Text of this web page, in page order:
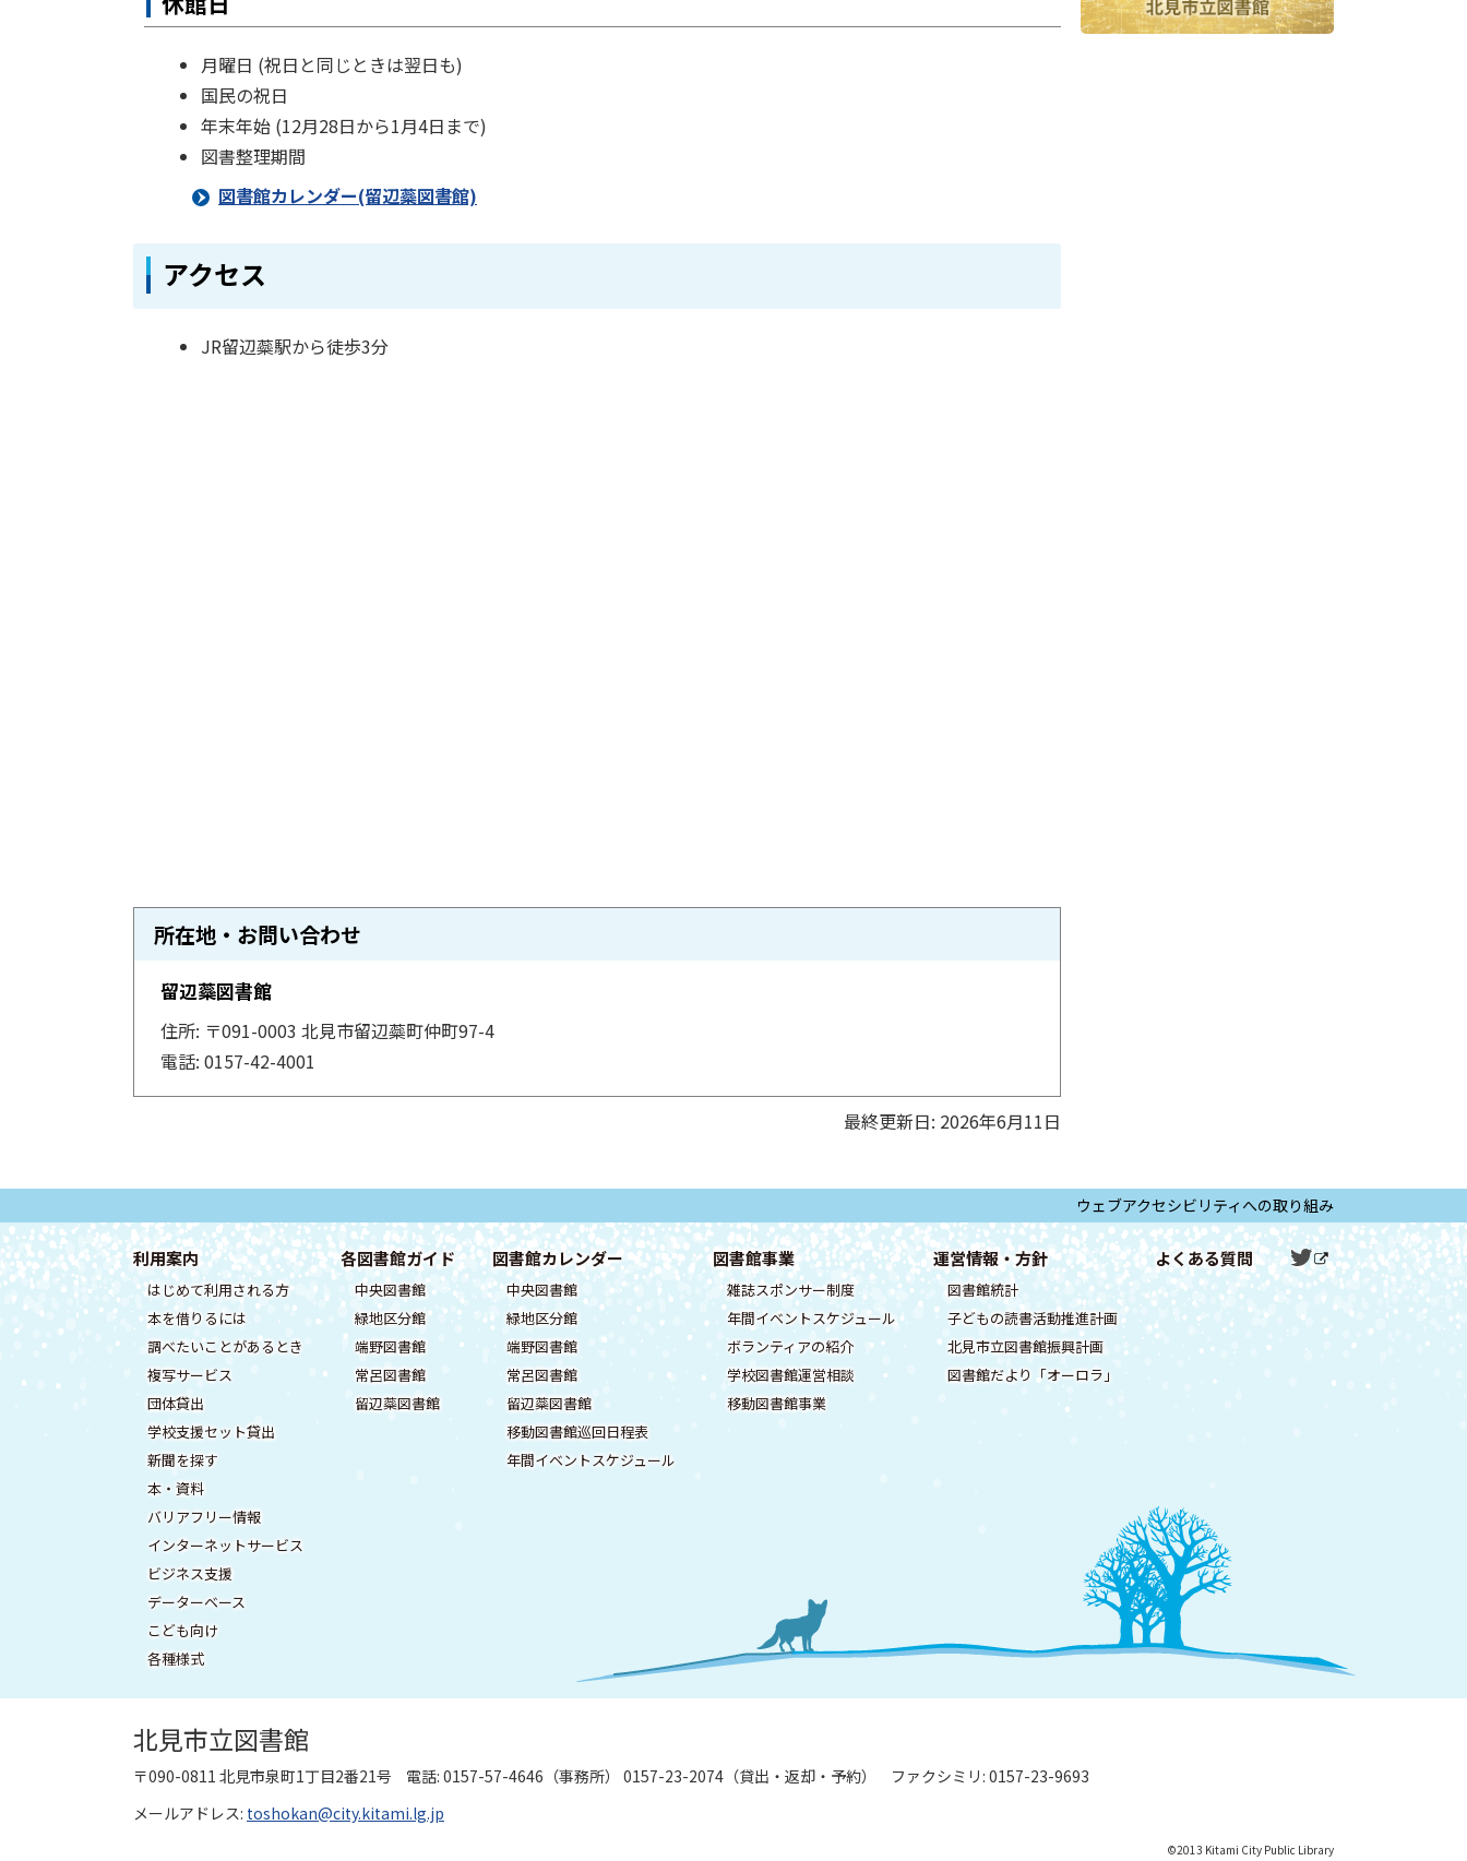
月曜日 (祝日と同じときは翌日も)
国民の祝日
年末年始 (12月28日から1月4日まで)
図書整理期間
図書館カレンダー(留辺蘂図書館)
ッ
に
アクセス
JR留辺蘂駅から徒歩3分
ト
ッ
プ
戻
る
所在地・お問い合わせ
留辺蘂図書館
住所: 〒091-0003 北見市留辺蘂町仲町97-4
電話: 0157-42-4001
戻
る
最終更新日: 2026年6月11日
プ
文
へ
戻
る
イ
ト
報
ウェブアクセシビリティへの取り組み
フ
ッ
タ
利用案内
はじめて利用される方
本を借りるには
調べたいことがあるとき
複写サービス
団体貸出
学校支援セット貸出
新聞を探す
本・資料
バリアフリー情報
インターネットサービス
ビジネス支援
データーベース
こども向け
各種様式
各図書館ガイド
中央図書館
緑地区分館
端野図書館
常呂図書館
留辺蘂図書館
図書館カレンダー
中央図書館
緑地区分館
端野図書館
常呂図書館
留辺蘂図書館
移動図書館巡回日程表
年間イベントスケジュール
図書館事業
雑誌スポンサー制度
年間イベントスケジュール
ボランティアの紹介
学校図書館運営相談
移動図書館事業
運営情報・方針
図書館統計
子どもの読書活動推進計画
北見市立図書館振興計画
図書館だより「オーロラ」
よくある質問
公
式
ツ
イ
ッ
タ
外
部
サ
ト
北見市立図書館
〒090-0811 北見市泉町1丁目2番21号 電話: 0157-57-4646（事務所） 0157-23-2074（貸出・返却・予約）
ファクシミリ: 0157-23-9693
メールアドレス: toshokan@city.kitami.lg.jp
©2013 Kitami City Public Library